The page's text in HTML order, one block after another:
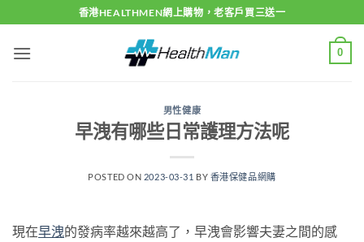
to
content
香港HEALTHMEN網上購物，老客戶買三送一
0
男性健康
早洩有哪些日常護理方法呢
POSTED ON 2023-03-31 BY 香港保健品網購
現在早洩的發病率越來越高了，早洩會影響夫妻之間的感